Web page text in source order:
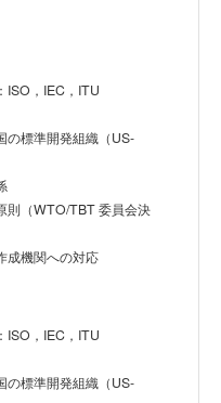
，IEC，ITU
標準開発組織（US-
（WTO/TBT 委員会決
機関への対応
，IEC，ITU
標準開発組織（US-